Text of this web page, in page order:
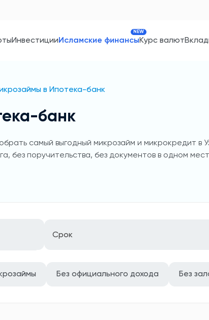
ИнвестицииИсламские финансы
NEW
Курс валют
в Ипотека-банк
банк
самый выгодный микрозайм и микрокредит в
без поручительства, без документов в одном
Срок
Без официального дохода Без